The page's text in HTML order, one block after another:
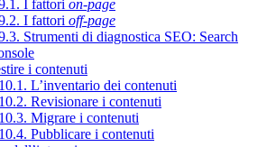
I fattori on-page
I fattori off-page
Strumenti di diagnostica SEO: Search
i contenuti
L’inventario dei contenuti
Revisionare i contenuti
Migrare i contenuti
Pubblicare i contenuti